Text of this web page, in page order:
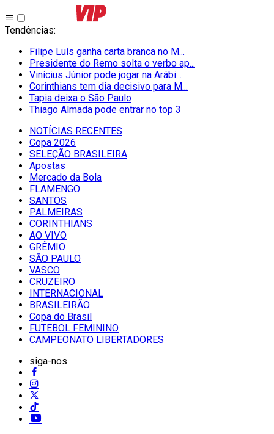
Tendências:
Filipe Luís ganha carta branca no M...
Presidente do Remo solta o verbo ap...
Vinícius Júnior pode jogar na Arábi...
Corinthians tem dia decisivo para M...
Tapia deixa o São Paulo
Thiago Almada pode entrar no top 3
NOTÍCIAS RECENTES
Copa 2026
SELEÇÃO BRASILEIRA
Apostas
Mercado da Bola
FLAMENGO
SANTOS
PALMEIRAS
CORINTHIANS
AO VIVO
GRÊMIO
SĀO PAULO
VASCO
CRUZEIRO
INTERNACIONAL
BRASILEIRÃO
Copa do Brasil
FUTEBOL FEMININO
CAMPEONATO LIBERTADORES
siga-nos